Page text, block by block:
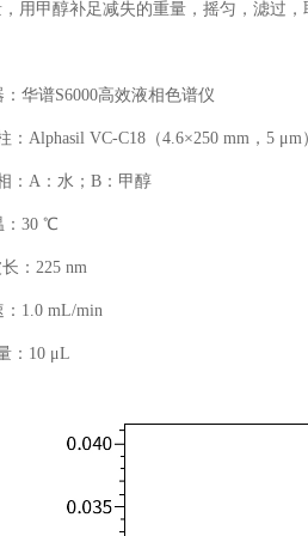
用甲醇补足减失的重量，摇匀，滤过，
华谱S6000高效液相色谱仪
：Alphasil VC-C18（4.6×250 mm，5 μm
：A：水；B：甲醇
30 ℃
：225 nm
1.0 mL/min
：10 μL